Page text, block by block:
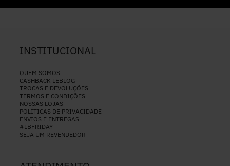
INSTITUCIONAL
QUEM SOMOS
CASHBACK LEBLOG
TROCAS E DEVOLUÇÕES
TERMOS E CONDIÇÕES
NOSSAS LOJAS
POLÍTICAS DE PRIVACIDADE
ENVIOS E ENTREGAS
#LBFRIDAY
SEJA UM REVENDEDOR